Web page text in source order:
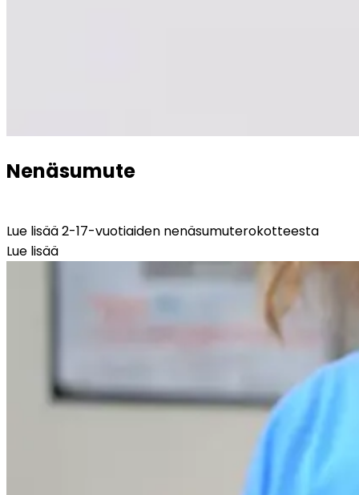
Nenäsumute
Lue lisää 2-17-vuotiaiden nenäsumuterokotteesta
Lue lisää